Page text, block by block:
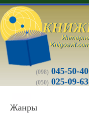
(098) 045-50-40
(050) 025-09-63
Жанры